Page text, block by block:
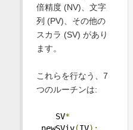
倍精度 (NV)、文字
列 (PV)、その他の
スカラ (SV) があり
ます。
これらを行なう、7
つのルーチンは:
SV*